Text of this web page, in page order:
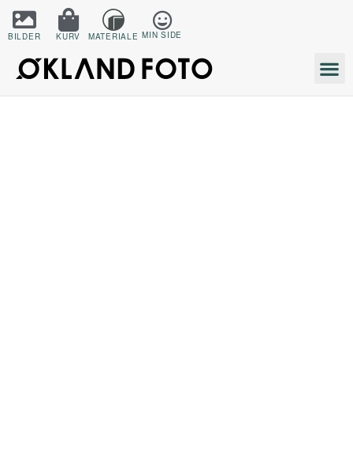
BILDER KURV MATERIALE MIN SIDE